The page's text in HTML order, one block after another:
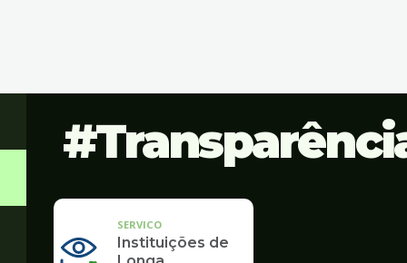
SERVICO
Instituições de